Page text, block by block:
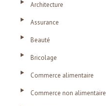
Architecture
Assurance
Beauté
Bricolage
Commerce alimentaire
Commerce non alimentaire